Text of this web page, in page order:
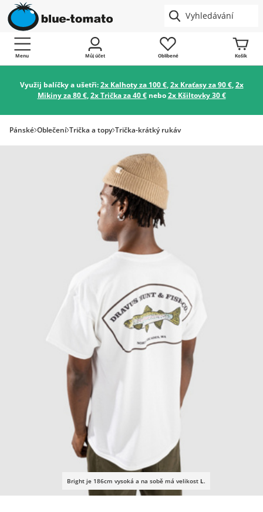
Menu Můj účet Oblíbené Košík
Využij balíčky a ušetři:2x Kalhoty za 100 €,2x Kraťasy za 90 €,2x
Mikiny za 80 €,2x Trička za 40 €nebo2x Kšiltovky 30 €
Pánské Oblečení Trička a topy Trička-krátký rukáv
Bright je 186cm vysoká a na sobě má velikost L.